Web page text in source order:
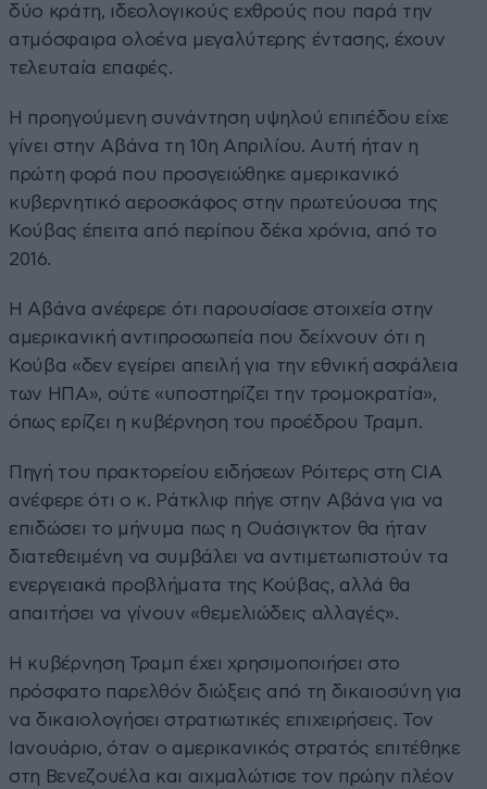
δύο κράτη, ιδεολογικούς εχθρούς που παρά την
ατμόσφαιρα ολοένα μεγαλύτερης έντασης, έχουν
τελευταία επαφές.
Η προηγούμενη συνάντηση υψηλού επιπέδου είχε
γίνει στην Αβάνα τη 10η Απριλίου. Αυτή ήταν η
πρώτη φορά που προσγειώθηκε αμερικανικό
κυβερνητικό αεροσκάφος στην πρωτεύουσα της
Κούβας έπειτα από περίπου δέκα χρόνια, από το
2016.
Η Αβάνα ανέφερε ότι παρουσίασε στοιχεία στην
αμερικανική αντιπροσωπεία που δείχνουν ότι η
Κούβα «δεν εγείρει απειλή για την εθνική ασφάλεια
των ΗΠΑ», ούτε «υποστηρίζει την τρομοκρατία»,
όπως ερίζει η κυβέρνηση του προέδρου Τραμπ.
Πηγή του πρακτορείου ειδήσεων Ρόιτερς στη CIA
ανέφερε ότι ο κ. Ράτκλιφ πήγε στην Αβάνα για να
επιδώσει το μήνυμα πως η Ουάσιγκτον θα ήταν
διατεθειμένη να συμβάλει να αντιμετωπιστούν τα
ενεργειακά προβλήματα της Κούβας, αλλά θα
απαιτήσει να γίνουν «θεμελιώδεις αλλαγές».
Η κυβέρνηση Τραμπ έχει χρησιμοποιήσει στο
πρόσφατο παρελθόν διώξεις από τη δικαιοσύνη για
να δικαιολογήσει στρατιωτικές επιχειρήσεις. Τον
Ιανουάριο, όταν ο αμερικανικός στρατός επιτέθηκε
στη Βενεζουέλα και αιχμαλώτισε τον πρώην πλέον